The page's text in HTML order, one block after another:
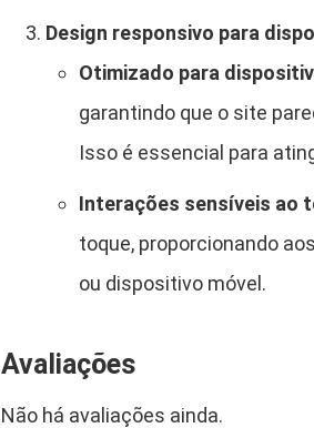
Design responsivo para
Otimizado para
garantindo que o site
Isso é essencial para
Interações sensíveis ao
toque, proporcionando
ou dispositivo móvel.
Avaliações
Não há avaliações ainda.